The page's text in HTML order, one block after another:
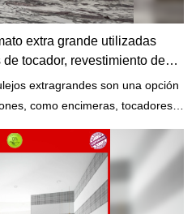
extra grande utilizadas
tocador, revestimiento de
extragrandes son una opción
como encimeras, tocadores,
con las baldosas estándar, lo
e ininterrumpida a la
alguna información sobre su uso